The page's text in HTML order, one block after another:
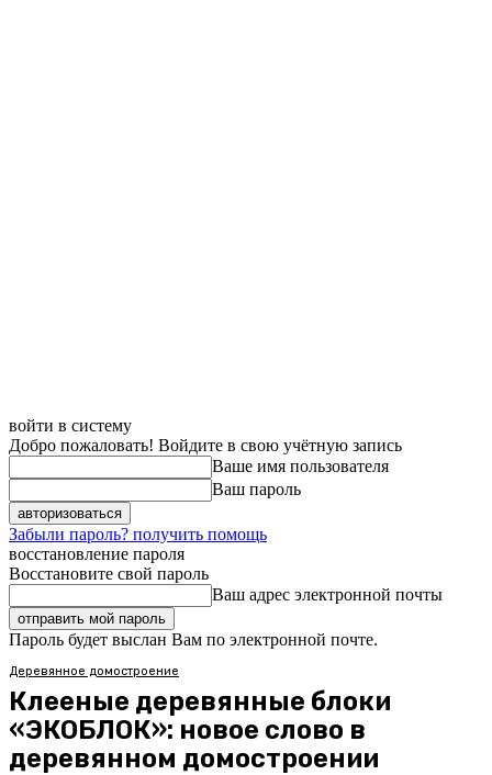
войти в систему
Добро пожаловать! Войдите в свою учётную запись
Ваше имя пользователя
Ваш пароль
Забыли пароль? получить помощь
восстановление пароля
Восстановите свой пароль
Ваш адрес электронной почты
Пароль будет выслан Вам по электронной почте.
Деревянное домостроение
Клееные деревянные блоки
«ЭКОБЛОК»: новое слово в
деревянном домостроении